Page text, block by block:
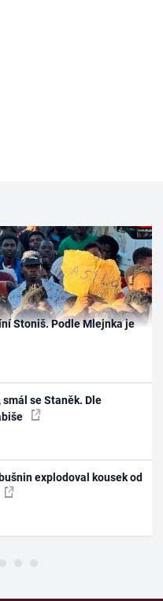
Stoniš. Podle Mlejnka je
se Staněk. Dle
explodoval kousek od